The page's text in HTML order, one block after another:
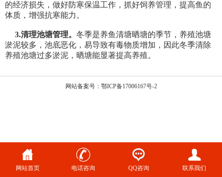
的经济损失，做好防寒保温工作，抓好饲养管理，提高鱼的
体质，增强抗寒能力。
3.清理池塘管理。 冬季是养鱼清塘晒塘的季节，养殖池塘
淤泥较多，池底恶化，易导致有毒物质增加，因此冬季清除
养殖池塘过多淤泥，晒塘能显著提高养殖。
网站备案号：鄂ICP备17006167号-2
网站首页 电话咨询 QQ咨询 联系我们